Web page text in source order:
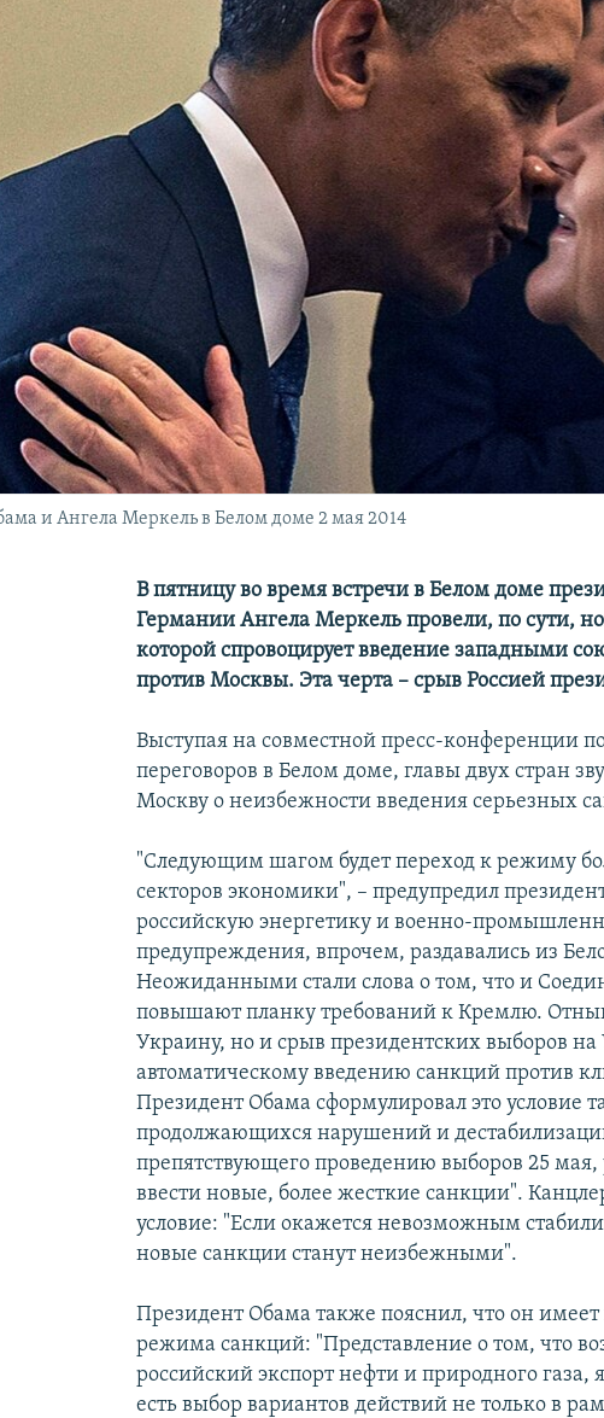
и Ангела Меркель в Белом доме 2 мая 2014
В пятницу во время встречи в Белом доме
Германии Ангела Меркель провели, по сути,
которой спровоцирует введение западными
против Москвы. Эта черта – срыв Россией
Выступая на совместной пресс-конференции
переговоров в Белом доме, главы двух стран
Москву о неизбежности введения серьезных
"Следующим шагом будет переход к режиму
секторов экономики", – предупредил
российскую энергетику и военно-
предупреждения, впрочем, раздавались из
Неожиданными стали слова о том, что и
повышают планку требований к Кремлю.
Украину, но и срыв президентских выборов на
автоматическому введению санкций против
Президент Обама сформулировал это условие
продолжающихся нарушений и
препятствующего проведению выборов 25 мая,
ввести новые, более жесткие санкции".
условие: "Если окажется невозможным
новые санкции станут неизбежными".
Президент Обама также пояснил, что он
режима санкций: "Представление о том, что
российский экспорт нефти и природного
есть выбор вариантов действий не только в